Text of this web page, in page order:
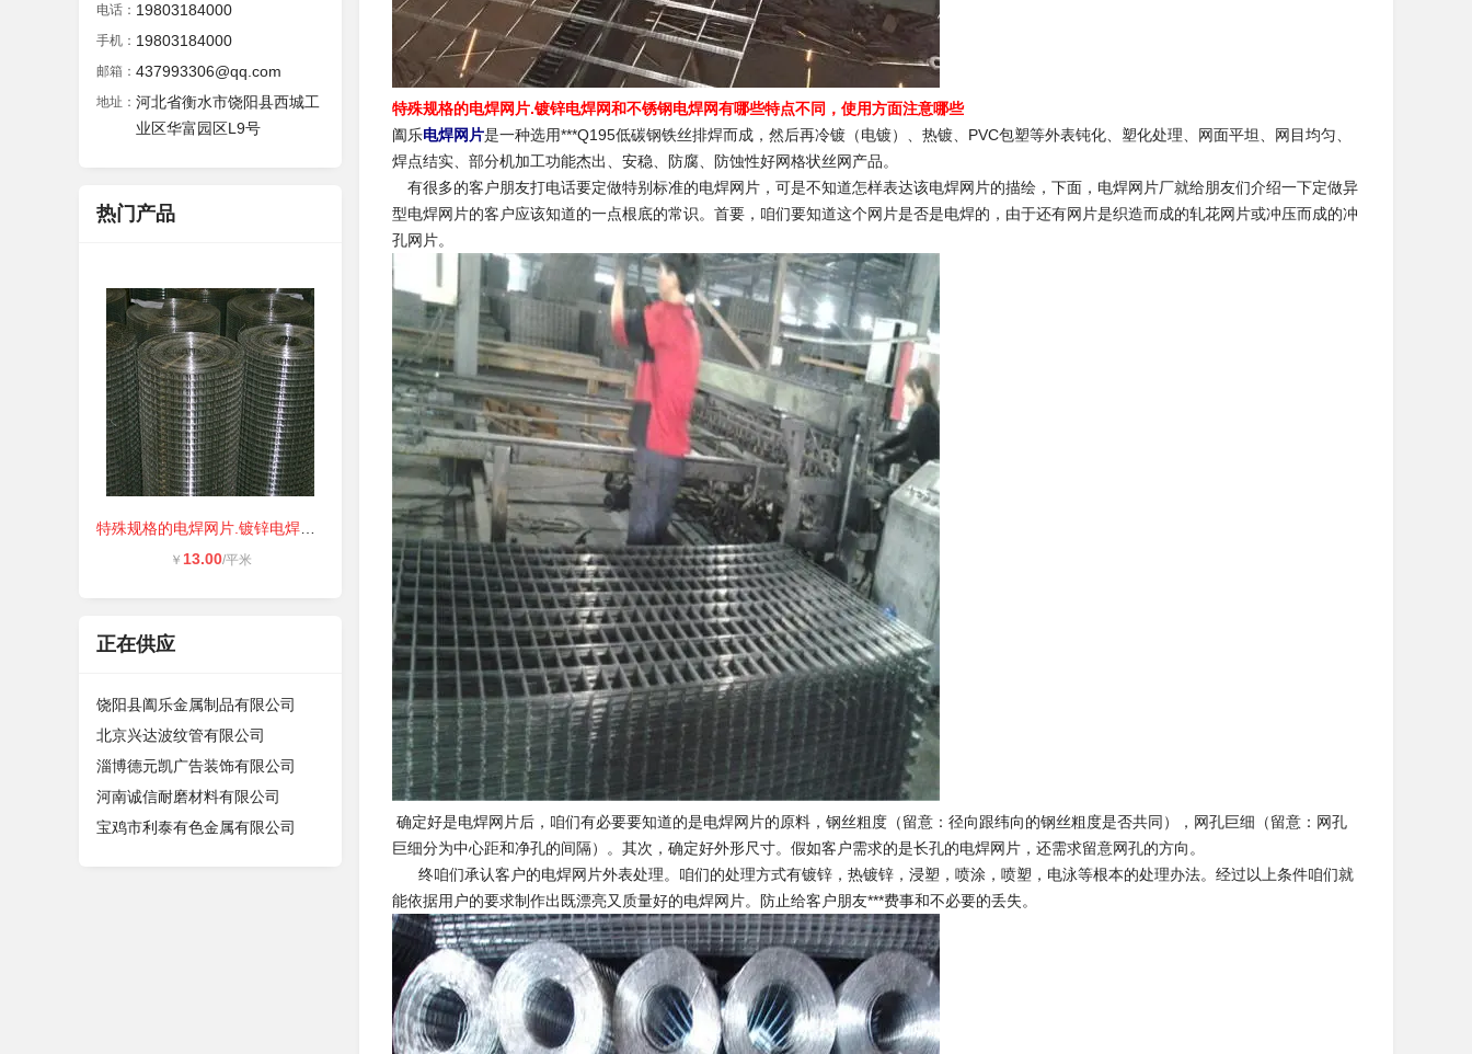
电话： 19803184000
手机： 19803184000
邮箱： 437993306@qq.com
地址： 河北省衡水市饶阳县西城工
业区华富园区L9号
热门产品
￥ 13.00/平米
正在供应
饶阳县阖乐金属制品有限公司
北京兴达波纹管有限公司
淄博德元凯广告装饰有限公司
河南诚信耐磨材料有限公司
宝鸡市利泰有色金属有限公司
特殊规格的电焊网片.镀锌电焊网和不锈钢电焊网有哪些特点不同，使用方面注意哪些
阖乐电焊网片是一种选用***Q195低碳钢铁丝排焊而成，然后再冷镀（电镀）、热镀、PVC包塑等外表钝化、塑化处理、网面平坦、网目均匀、
焊点结实、部分机加工功能杰出、安稳、防腐、防蚀性好网格状丝网产品。
有很多的客户朋友打电话要定做特别标准的电焊网片，可是不知道怎样表达该电焊网片的描绘，下面，电焊网片厂就给朋友们介绍一下定做异
型电焊网片的客户应该知道的一点根底的常识。首要，咱们要知道这个网片是否是电焊的，由于还有网片是织造而成的轧花网片或冲压而成的冲
孔网片。
确定好是电焊网片后，咱们有必要要知道的是电焊网片的原料，钢丝粗度（留意：径向跟纬向的钢丝粗度是否共同），网孔巨细（留意：网孔
巨细分为中心距和净孔的间隔）。其次，确定好外形尺寸。假如客户需求的是长孔的电焊网片，还需求留意网孔的方向。
终咱们承认客户的电焊网片外表处理。咱们的处理方式有镀锌，热镀锌，浸塑，喷涂，喷塑，电泳等根本的处理办法。经过以上条件咱们就
能依据用户的要求制作出既漂亮又质量好的电焊网片。防止给客户朋友***费事和不必要的丢失。